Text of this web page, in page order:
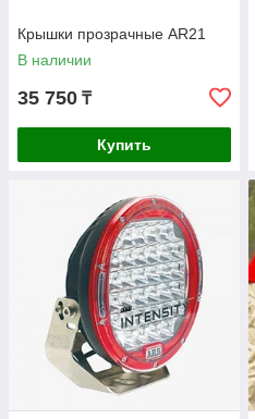
Крышки прозрачные AR21
В наличии
35 750 ₸
Купить